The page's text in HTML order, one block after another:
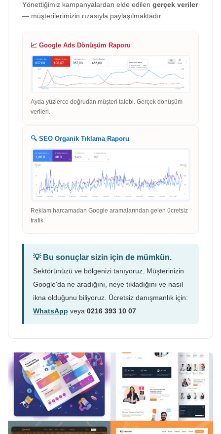
Yönettiğimiz kampanyalardan elde edilen gerçek veriler
— müşterilerimizin rızasıyla paylaşılmaktadır.
📈 Google Ads Dönüşüm Raporu
Ayda yüzlerce doğrudan müşteri talebi. Gerçek dönüşüm
verileri.
🔍 SEO Organik Tıklama Raporu
Reklam harcamadan Google aramalarından gelen ücretsiz
trafik.
💡 Bu sonuçlar sizin için de mümkün.
Sektörünüzü ve bölgenizi tanıyoruz. Müşterinizin
Google'da ne aradığını, neye tıkladığını ve nasıl
ikna olduğunu biliyoruz. Ücretsiz danışmanlık için:
WhatsApp veya 0216 393 10 07